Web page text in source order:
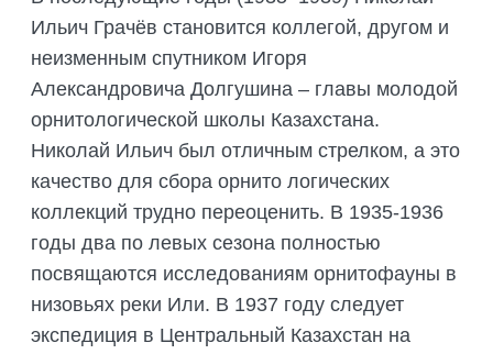
Ильич Грачёв становится коллегой, другом и
неизменным спутником Игоря
Александровича Долгушина – главы молодой
орнитологической школы Казахстана.
Николай Ильич был отличным стрелком, а это
качество для сбора орнито логических
коллекций трудно переоценить. В 1935-1936
годы два по левых сезона полностью
посвящаются исследованиям орнитофауны в
низовьях реки Или. В 1937 году следует
экспедиция в Центральный Казахстан на